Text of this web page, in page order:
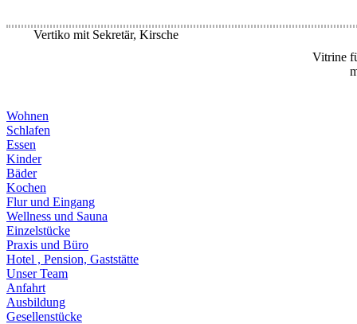
Vertiko mit Sekretär, Kirsche
Vitrine
Wohnen
Schlafen
Essen
Kinder
Bäder
Kochen
Flur und Eingang
Wellness und Sauna
Einzelstücke
Praxis und Büro
Hotel , Pension, Gaststätte
Unser Team
Anfahrt
Ausbildung
Gesellenstücke